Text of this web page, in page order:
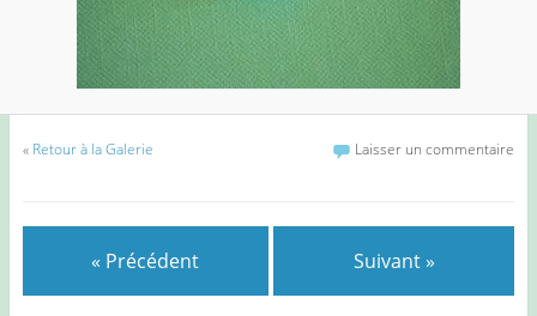
« Retour à la Galerie Laisser un commentaire
« Précédent Suivant »